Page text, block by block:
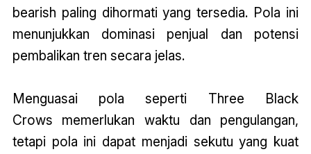
bearish paling dihormati yang tersedia. Pola ini
menunjukkan dominasi penjual dan potensi
pembalikan tren secara jelas.
Menguasai pola seperti Three Black
Crows memerlukan waktu dan pengulangan,
tetapi pola ini dapat menjadi sekutu yang kuat